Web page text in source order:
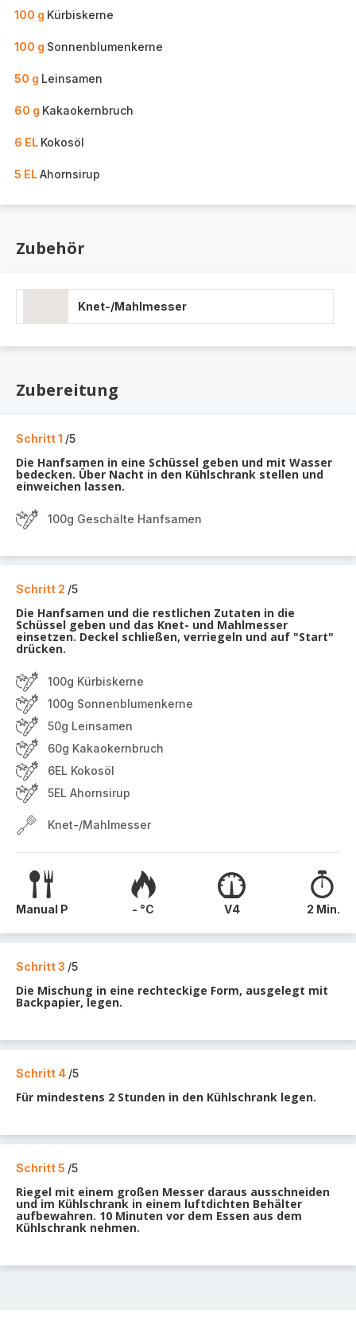
100 g Kürbiskerne
100 g Sonnenblumenkerne
50 g Leinsamen
60 g Kakaokernbruch
6 EL Kokosöl
5 ELAhornsirup
Zubehör
Knet-/Mahlmesser
Zubereitung
Schritt 1 /5
Die Hanfsamen in eine Schüssel geben und mit Wasser
bedecken. Über Nacht in den Kühlschrank stellen und
einweichen lassen.
100g Geschälte Hanfsamen
Schritt 2 /5
Die Hanfsamen und die restlichen Zutaten in die
Schüssel geben und das Knet- und Mahlmesser
einsetzen. Deckel schließen, verriegeln und auf "Start"
drücken.
100g Kürbiskerne
100g Sonnenblumenkerne
50g Leinsamen
60g Kakaokernbruch
6EL Kokosöl
5EL Ahornsirup
Knet-/Mahlmesser
Manual P - °C V4 2 Min.
Schritt 3 /5
Die Mischung in eine rechteckige Form, ausgelegt mit
Backpapier, legen.
Schritt 4 /5
Für mindestens 2 Stunden in den Kühlschrank legen.
Schritt 5 /5
Riegel mit einem großen Messer daraus ausschneiden
und im Kühlschrank in einem luftdichten Behälter
aufbewahren. 10 Minuten vor dem Essen aus dem
Kühlschrank nehmen.